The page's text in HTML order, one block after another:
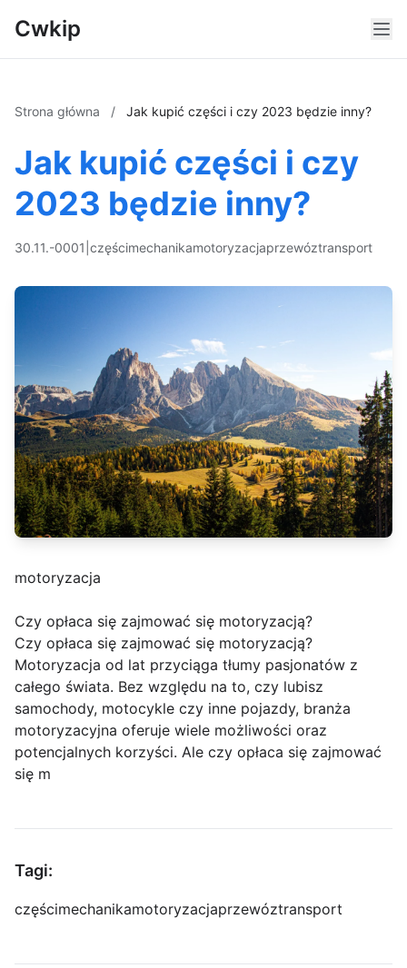
Cwkip
Strona główna / Jak kupić części i czy 2023 będzie inny?
Jak kupić części i czy
2023 będzie inny?
30.11.-0001 częścimechanikamotoryzacjaprzewóztransport
motoryzacja
Czy opłaca się zajmować się motoryzacją?
Czy opłaca się zajmować się motoryzacją?
Motoryzacja od lat przyciąga tłumy pasjonatów z
całego świata. Bez względu na to, czy lubisz
samochody, motocykle czy inne pojazdy, branża
motoryzacyjna oferuje wiele możliwości oraz
potencjalnych korzyści. Ale czy opłaca się zajmować
się m
Tagi:
częścimechanikamotoryzacjaprzewóztransport